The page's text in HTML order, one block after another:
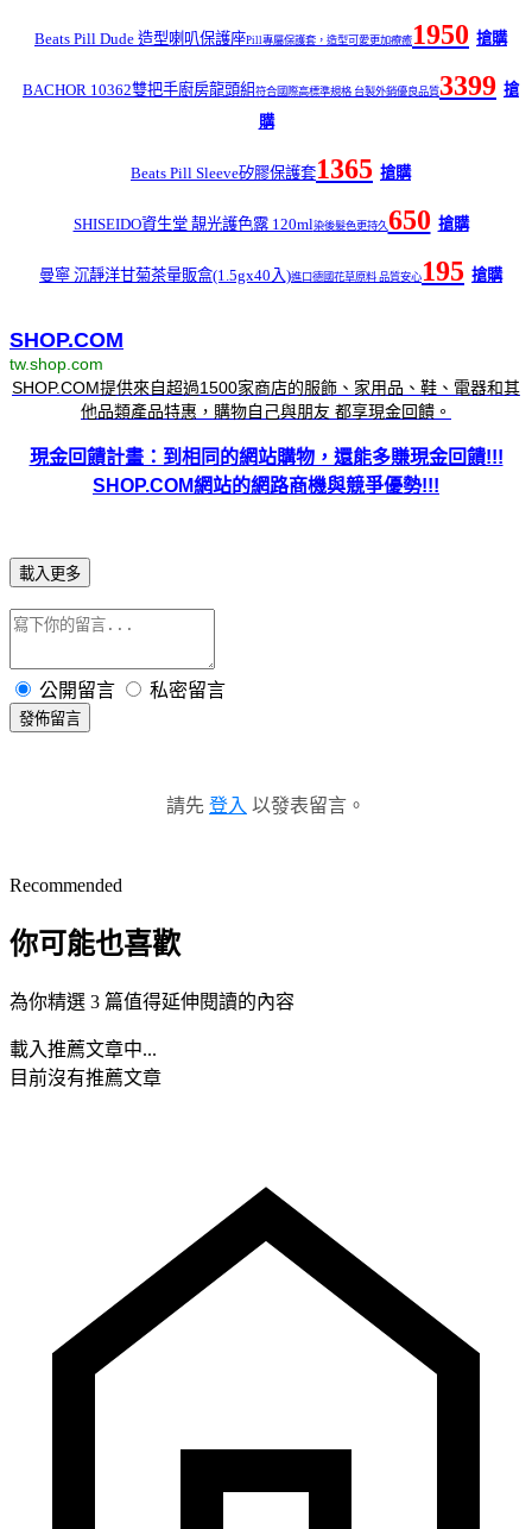
Beats Pill Dude 造型喇叭保護座Pill專屬保護套，造型可愛更加療癒 1950 搶購
BACHOR 10362雙把手廚房龍頭組 符合國際高標準規格 台製外銷優良品質3399 搶
購
Beats Pill Sleeve矽膠保護套1365 搶購
SHISEIDO資生堂 靚光護色露 120ml染後髮色更持久 650 搶購
曼寧 沉靜洋甘菊茶量販盒(1.5gx40入)進口德國花草原料 品質安心 195 搶購
SHOP.COM
tw.shop.com
SHOP.COM提供來自超過1500家商店的服飾、家用品、鞋、電器和其
他品類產品特惠，購物自己與朋友 都享現金回饋。
現金回饋計畫：到相同的網站購物，還能多賺現金回饋!!!
SHOP.COM網站的網路商機與競爭優勢!!!
載入更多
公開留言 私密留言
發佈留言
請先 登入 以發表留言。
Recommended
你可能也喜歡
為你精選 3 篇值得延伸閱讀的內容
載入推薦文章中...
目前沒有推薦文章